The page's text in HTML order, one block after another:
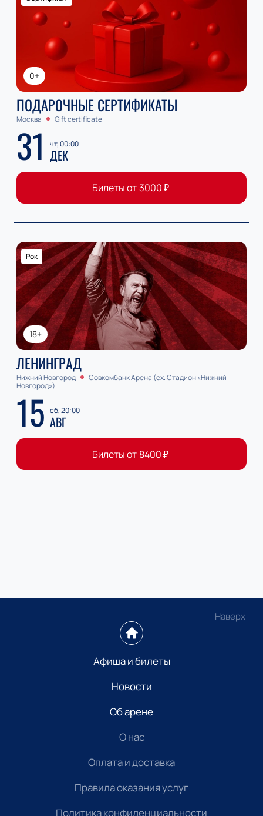
0+
ПОДАРОЧНЫЕ СЕРТИФИКАТЫ
Москва Gift certificate
31 чт, 00:00
ДЕК
Билеты от 3000₽
18+
Рок
ЛЕНИНГРАД
Нижний Новгород
Совкомбанк Арена (ex. Стадион «Нижний
Новгород»)
15 сб, 20:00
АВГ
Билеты от 8400₽
Наверх
Афиша и билеты
Новости
Об арене
О нас
Оплата и доставка
Правила оказания услуг
Политика конфиденциальности